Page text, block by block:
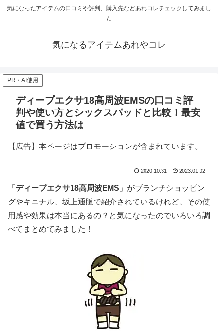
気になったアイテムの口コミや評判、購入先などあれコレチェックしてみまし
た
気になるアイテムあれやコレ
PR・AI使用
ディープエクサ18高周波EMSの口コミ評
判や使い方とシックスパッドと比較！最安
値で買う方法は
【広告】本ページはプロモーションが含まれています。
2020.10.31 2023.01.02
「 ディープエクサ18高周波EMS 」がブランチショッピン
グやキニナル、坂上通販で紹介されているけれど、その使
用感や効果は本当にあるの？と気になったのでいろいろ調
べてまとめてみました！